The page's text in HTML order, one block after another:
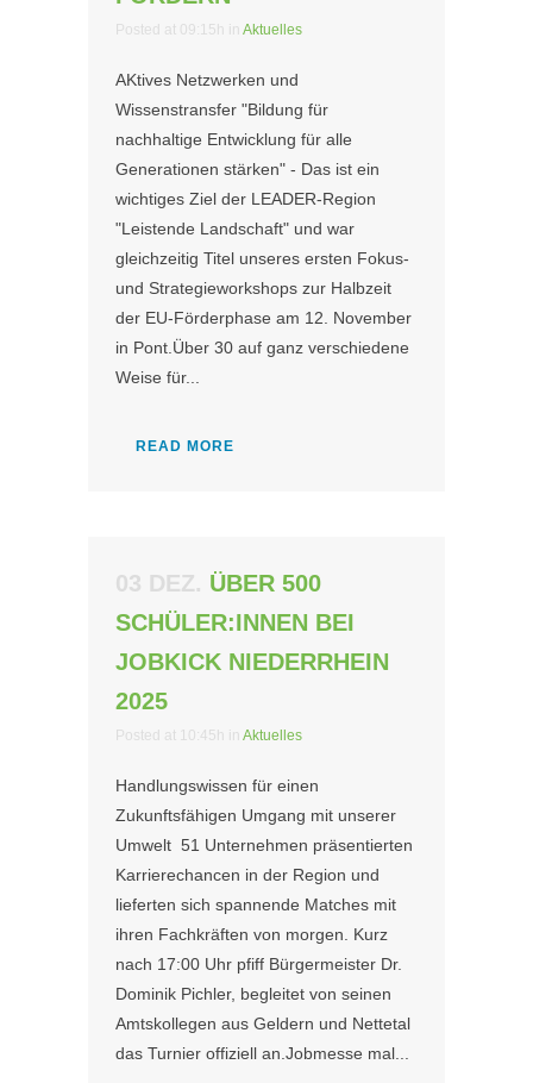
Posted at 09:15h in Aktuelles
AKtives Netzwerken und
Wissenstransfer "Bildung für
nachhaltige Entwicklung für alle
Generationen stärken" - Das ist ein
wichtiges Ziel der LEADER-Region
"Leistende Landschaft" und war
gleichzeitig Titel unseres ersten Fokus-
und Strategieworkshops zur Halbzeit
der EU-Förderphase am 12. November
in Pont.Über 30 auf ganz verschiedene
Weise für...
READ MORE
03 DEZ. ÜBER 500
SCHÜLER:INNEN BEI
JOBKICK NIEDERRHEIN
2025
Posted at 10:45h in Aktuelles
Handlungswissen für einen
Zukunftsfähigen Umgang mit unserer
Umwelt 51 Unternehmen präsentierten
Karrierechancen in der Region und
lieferten sich spannende Matches mit
ihren Fachkräften von morgen. Kurz
nach 17:00 Uhr pfiff Bürgermeister Dr.
Dominik Pichler, begleitet von seinen
Amtskollegen aus Geldern und Nettetal
das Turnier offiziell an.Jobmesse mal...